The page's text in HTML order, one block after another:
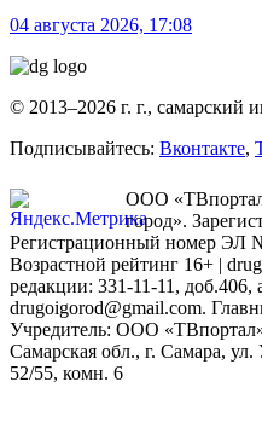
04 августа 2026, 17:08
© 2013–2026 г. г., самарский
Подписывайтесь: Вконтакте,
ООО
город».
Регистрационный номер ЭЛ
Возрастной рейтинг 16+ |
редакции: 331-11-11, доб.406,
drugoigorod@gmail.com.
Учредитель: ООО
Самарская обл., г. Самара,
52/55, комн. 6